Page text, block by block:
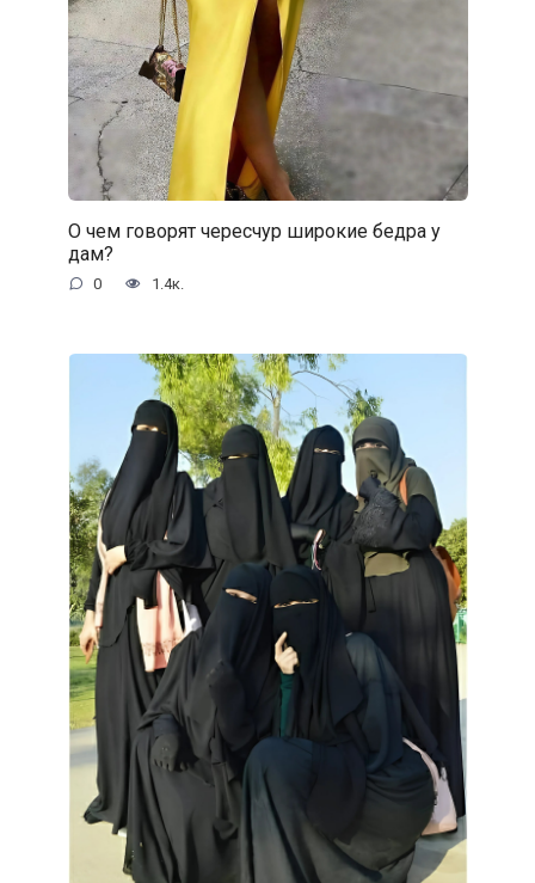
О чем говорят чересчур широкие бедра у
дам?
0 1.4к.